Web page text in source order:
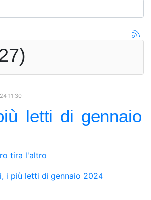
11:30
letti di gennaio
tira l'altro